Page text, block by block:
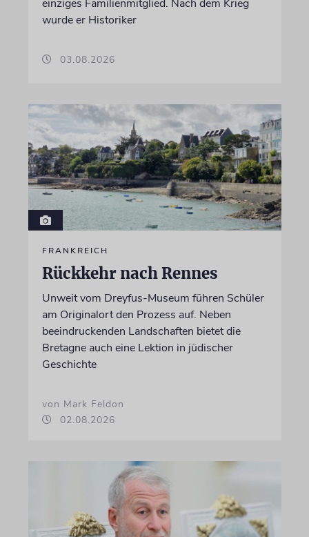
einziges Familienmitglied. Nach dem Krieg
wurde er Historiker
03.08.2026
FRANKREICH
Rückkehr nach Rennes
Unweit vom Dreyfus-Museum führen Schüler
am Originalort den Prozess auf. Neben
beeindruckenden Landschaften bietet die
Bretagne auch eine Lektion in jüdischer
Geschichte
von Mark Feldon
02.08.2026